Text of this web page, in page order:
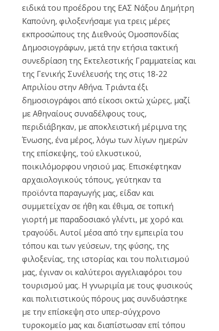
ειδικά του προέδρου της ΕΑΣ Νάξου Δημήτρη
Καπούνη, φιλοξενήσαμε για τρεις μέρες
εκπροσώπους της Διεθνούς Ομοσπονδίας
Δημοσιογράφων, μετά την ετήσια τακτική
συνεδρίαση της Εκτελεστικής Γραμματείας και
της Γενικής Συνέλευσής της στις 18-22
Απριλίου στην Αθήνα. Τριάντα έξι
δημοσιογράφοι από είκοσι οκτώ χώρες, μαζί
με Αθηναίους συναδέλφους τους,
περιδιάβηκαν, με αποκλειστική μέριμνα της
Ένωσης, ένα μέρος, λόγω των λίγων ημερών
της επίσκεψης, τού ελκυστικού,
ποικιλόμορφου νησιού μας. Επισκέφτηκαν
αρχαιολογικούς τόπους, γεύτηκαν τα
προϊόντα παραγωγής μας, είδαν και
συμμετείχαν σε ήθη και έθιμα, σε τοπική
γιορτή με παραδοσιακό γλέντι, με χορό και
τραγούδι. Αυτοί μέσα από την εμπειρία του
τόπου και των γεύσεων, της φύσης, της
φιλοξενίας, της ιστορίας και του πολιτισμού
μας, έγιναν οι καλύτεροι αγγελιαφόροι του
τουρισμού μας. Η γνωριμία με τους φυσικούς
και πολιτιστικούς πόρους μας συνδυάστηκε
με την επίσκεψη στο υπερ-σύγχρονο
τυροκομείο μας και διαπίστωσαν επί τόπου